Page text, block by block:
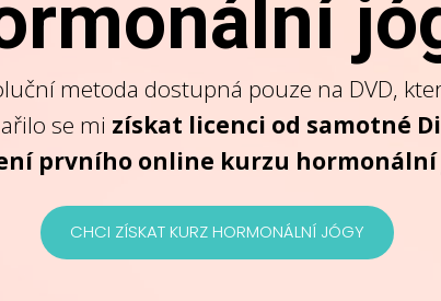
metoda dostupná pouze na DVD,
se mi získat licenci od samotné
prvního online kurzu hormonální
CHCI ZÍSKAT KURZ HORMONÁLNÍ JÓGY